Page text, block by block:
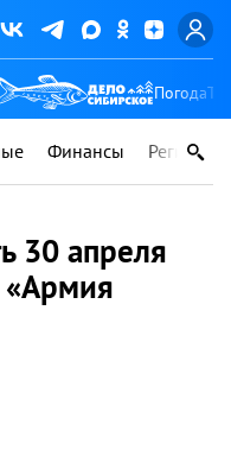
Погода
Финансы Регионы
30 апреля
«Армия